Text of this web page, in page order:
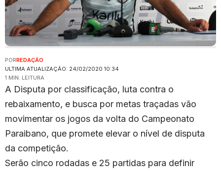
ULTIMA ATUALIZAÇÃO: 24/02/2020 10:34
PORREDAÇÃO
1 MIN. LEITURA
A Disputa por classificação, luta contra o
rebaixamento, e busca por metas traçadas vão
movimentar os jogos da volta do Campeonato
Paraibano, que promete elevar o nível de disputa
da competição.
Serão cinco rodadas e 25 partidas para definir